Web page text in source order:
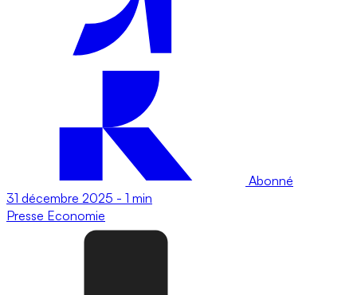
Abonné
31 décembre 2025 - 1 min
Presse Economie